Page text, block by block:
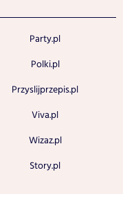
Party.pl
Polki.pl
Przyslijprzepis.pl
Viva.pl
Wizaz.pl
Story.pl